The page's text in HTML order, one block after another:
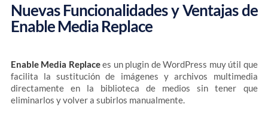
Nuevas Funcionalidades y Ventajas de
Enable Media Replace
Enable Media Replacees un plugin de WordPress muy útil que
facilita la sustitución de imágenes y archivos multimedia
directamente en la biblioteca de medios sin tener que
eliminarlos y volver a subirlos manualmente.